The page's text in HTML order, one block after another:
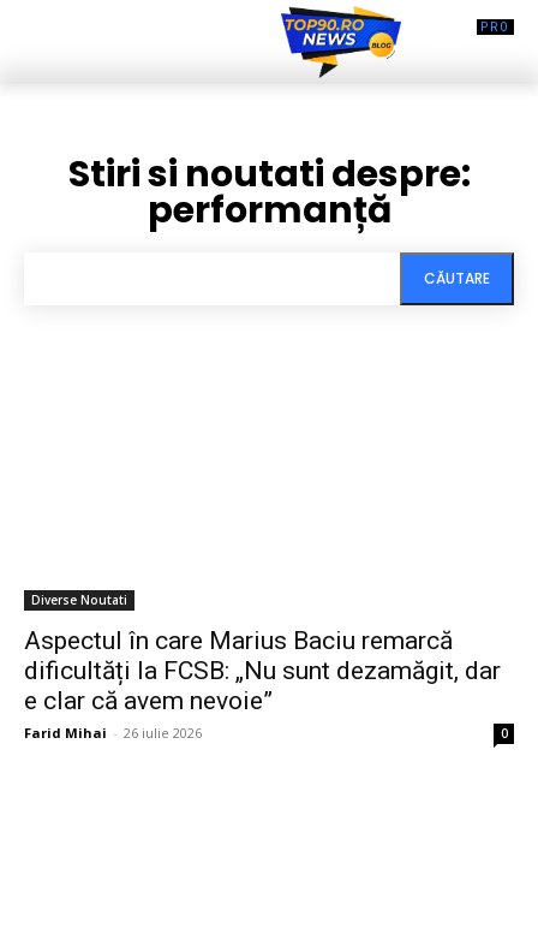
Stiri si noutati despre:
performanță
CĂUTARE
Diverse Noutati
Aspectul în care Marius Baciu remarcă
dificultăți la FCSB: „Nu sunt dezamăgit, dar
e clar că avem nevoie”
Farid Mihai - 26 iulie 2026 0